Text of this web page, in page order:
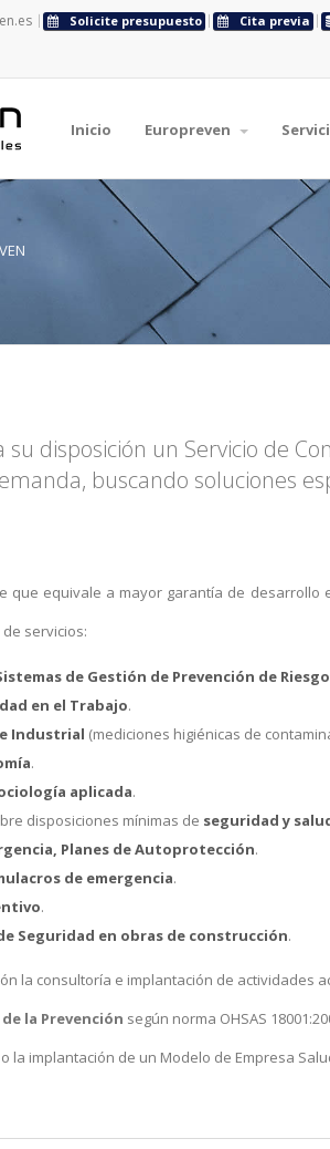
Solicite presupuesto Cita previa
Inicio Europreven
su disposición un Servicio de
buscando soluciones
que equivale a mayor garantía de
servicios:
de Gestión de Prevención de
en el Trabajo.
Industrial (mediciones higiénicas de
.
aplicada.
disposiciones mínimas de seguridad y
Planes de Autoprotección.
de emergencia.
.
Seguridad en obras de construcción.
la consultoría e implantación de actividades
la Prevención según norma OHSAS
la implantación de un Modelo de Empresa